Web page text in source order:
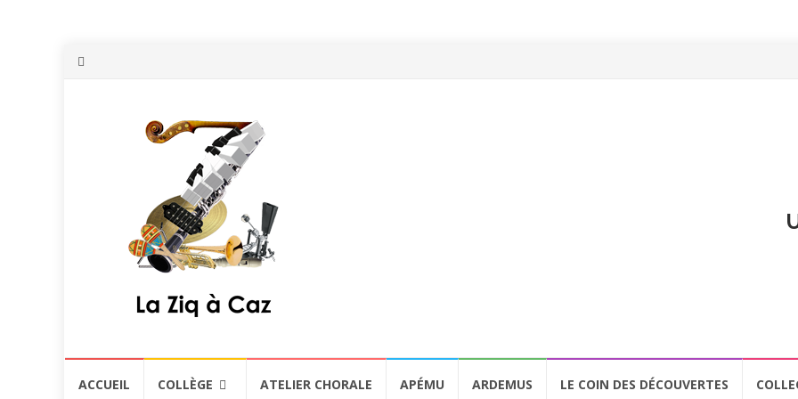
ACCUEIL COLLÈGE ATELIER CHORALE APÉMU ARDEMUS LE COIN DES DÉCOUVERTES